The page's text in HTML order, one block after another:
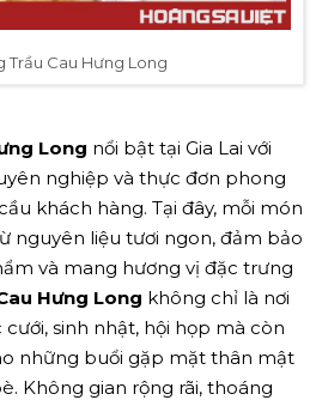
Trầu Cau Hưng Long
Long nổi bật tại Gia Lai với
nghiệp và thực đơn phong
khách hàng. Tại đây, mỗi món
nguyên liệu tươi ngon, đảm bảo
và mang hương vị đặc trưng
Hưng Long không chỉ là nơi
sinh nhật, hội họp mà còn
những buổi gặp mặt thân mật
Không gian rộng rãi, thoáng